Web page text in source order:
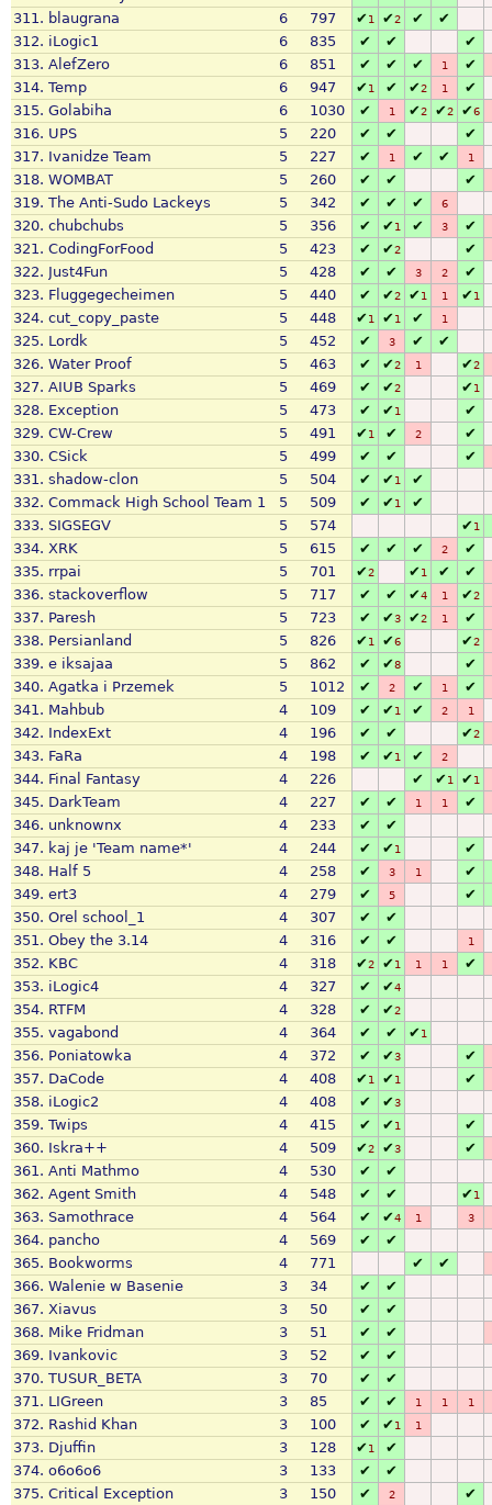
311. blaugrana 6 797 ✔1 ✔2 ✔
✔
312. iLogic1 6 835 ✔ ✔
✔
313. AlefZero 6 851 ✔ ✔ ✔ 1
✔
314. Temp 6 947 ✔1 ✔ ✔2 1
✔
315. Golabiha 6 1030 ✔ 1 ✔2 ✔2 ✔6
316. UPS 5 220 ✔ ✔
✔
317. Ivanidze Team 5 227 ✔ 1 ✔ ✔ 1
318. WOMBAT 5 260 ✔ ✔
✔
319. The Anti-Sudo Lackeys 5 342 ✔ ✔ ✔ 6
320. chubchubs 5 356 ✔ ✔1 ✔ 3
✔
321. CodingForFood 5 423 ✔ ✔2
✔
322. Just4Fun 5 428 ✔ ✔ 3 2
✔
323. Fluggegecheimen 5 440 ✔ ✔2 ✔1 1 ✔1
324. cut_copy_paste 5 448 ✔1 ✔1 ✔ 1
325. Lordk 5 452 ✔ 3 ✔
✔
326. Water Proof 5 463 ✔ ✔2 1 ✔2
327. AIUB Sparks 5 469 ✔ ✔2 ✔1
328. Exception 5 473 ✔ ✔1
✔
329. CW-Crew 5 491 ✔1 ✔ 2
✔
330. CSick 5 499 ✔ ✔
✔
331. shadow-clon 5 504 ✔ ✔1
✔
332. Commack High School Team 1 5 509 ✔ ✔1
✔
333. SIGSEGV 5 574 ✔1
334. XRK 5 615 ✔ ✔ ✔ 2
✔
335. rrpai 5 701 ✔2 ✔1 ✔
✔
336. stackoverflow 5 717 ✔ ✔ ✔4 1 ✔2
337. Paresh 5 723 ✔ ✔3 ✔2 1
✔
338. Persianland 5 826 ✔1 ✔6 ✔2
339. e iksajaa 5 862 ✔ ✔8
✔
340. Agatka i Przemek 5 1012 ✔ 2 ✔ 1
✔
341. Mahbub 4 109 ✔ ✔1 ✔ 2 1
342. IndexExt 4 196 ✔ ✔ ✔2
343. FaRa 4 198 ✔ ✔1 ✔ 2
344. Final Fantasy 4 226 ✔ ✔1 ✔1
345. DarkTeam 4 227 ✔ ✔ 1 1
✔
346. unknownx 4 233 ✔
✔
347. kaj je 'Team name*' 4 244 ✔ ✔1
✔
348. Half 5 4 258 ✔ 3 1 ✔
349. ert3 4 279 ✔ 5 ✔
350. Orel school_1 4 307 ✔
✔
351. Obey the 3.14 4 316 ✔ ✔ 1
352. KBC 4 318 ✔2 ✔1 1 1
✔
353. iLogic4 4 327 ✔ ✔4
354. RTFM 4 328 ✔ ✔2
355. vagabond 4 364 ✔ ✔ ✔1
356. Poniatowka 4 372 ✔ ✔3
✔
357. DaCode 4 408 ✔1 ✔1
✔
358. iLogic2 4 408 ✔ ✔3
359. Twips 4 415 ✔ ✔1
✔
360. Iskra++ 4 509 ✔2 ✔3
✔
361. Anti Mathmo 4 530 ✔
✔
362. Agent Smith 4 548 ✔ ✔ ✔1
363. Samothrace 4 564 ✔ ✔4 1 3
364. pancho 4 569 ✔
✔
365. Bookworms 4 771 ✔
✔
366. Walenie w Basenie 3 34 ✔
✔
367. Xiavus 3 50 ✔
✔
368. Mike Fridman 3 51 ✔
✔
369. Ivankovic 3 52 ✔
✔
370. TUSUR_BETA 3 70 ✔
✔
371. LIGreen 3 85 ✔ ✔ 1 1 1
372. Rashid Khan 3 100 ✔ ✔1 1
373. Djuffin 3 128 ✔1
✔
374. o6o6o6 3 133 ✔
✔
375. Critical Exception 3 150 ✔ 2
✔